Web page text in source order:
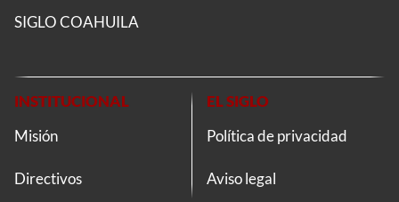
SIGLO COAHUILA
INSTITUCIONAL
Misión
Directivos
EL SIGLO
Política de privacidad
Aviso legal